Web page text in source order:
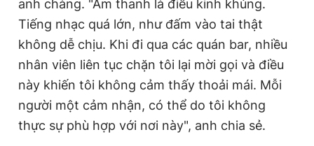
anh chàng. "Âm thanh là điều kinh khủng.
Tiếng nhạc quá lớn, như đấm vào tai thật
không dễ chịu. Khi đi qua các quán bar, nhiều
nhân viên liên tục chặn tôi lại mời gọi và điều
này khiến tôi không cảm thấy thoải mái. Mỗi
người một cảm nhận, có thể do tôi không
thực sự phù hợp với nơi này", anh chia sẻ.